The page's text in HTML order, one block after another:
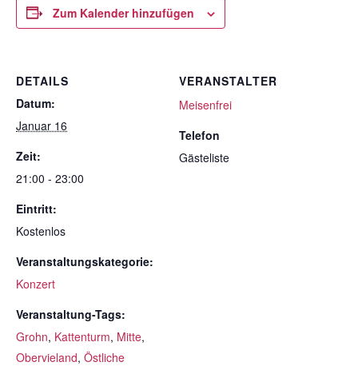
Zum Kalender hinzufügen
DETAILS
Datum:
Januar 16
Zeit:
21:00 - 23:00
Eintritt:
Kostenlos
Veranstaltungskategorie:
Konzert
Veranstaltung-Tags:
Grohn, Kattenturm, Mitte,
Obervieland, Östliche
VERANSTALTER
Meisenfrei
Telefon
Gästeliste